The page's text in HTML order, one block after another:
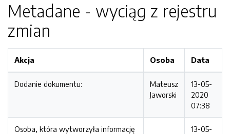
Metadane - wyciąg z rejestru
zmian
Akcja Osoba Data
Dodanie dokumentu:
Mateusz
Jaworski
13-05-
2020
07:38
Osoba, która wytworzyła informację
13-05-